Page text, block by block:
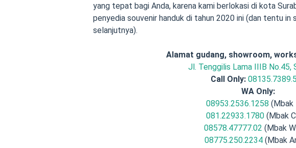
yang tepat bagi Anda, karena kami berlokasi di kota
penyedia souvenir handuk di tahun 2020 ini (dan tentu in
selanjutnya).
Alamat gudang, showroom,
Jl. Tenggilis Lama IIIB No.45,
Call Only:
WA Only:
08953.2536.1258 (Mbak
081.22933.1780 (Mbak
08578.47777.02 (Mbak
08775.250.2234(Mbak